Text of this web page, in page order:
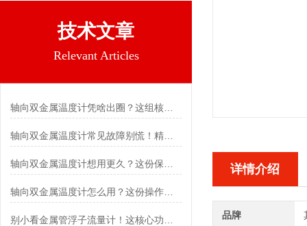
技术文章
Relevant Articles
轴向双金属温度计凭啥出圈？这组核心特点给出了答案
轴向双金属温度计常见故障别慌！精准定位，轻松搞定难题
轴向双金属温度计怎么用？这份操作指南，新手也能快速拿捏！
详情介绍
品牌